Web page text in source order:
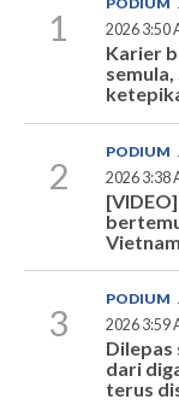
1
2026 3:50
Karier
2
PODIUM
2026 3:38
3
PODIUM
2026 3:59
Dilepas
dari
terus